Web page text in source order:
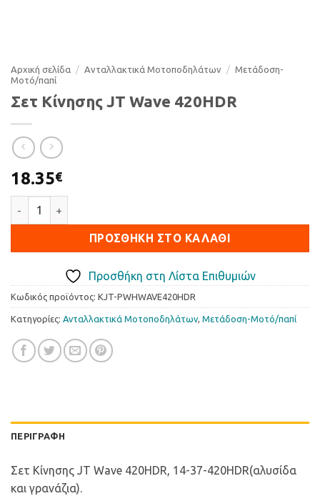
Αρχική σελίδα / Ανταλλακτικά Μοτοποδηλάτων / Μετάδοση-
Μοτό/παπί
Σετ Κίνησης JT Wave 420HDR
18.35€
ΠΡΟΣΘΉΚΗ ΣΤΟ ΚΑΛΆΘΙ
Προσθήκη στη Λίστα Επιθυμιών
Κωδικός προϊόντος: KJT-PWHWAVE420HDR
Κατηγορίες: Ανταλλακτικά Μοτοποδηλάτων, Μετάδοση-Μοτό/παπί
ΠΕΡΙΓΡΑΦΉ
Σετ Κίνησης JT Wave 420HDR, 14-37-420HDR(αλυσίδα
και γρανάζια).